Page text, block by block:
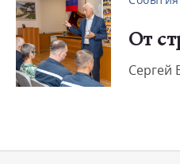
От
Сергей